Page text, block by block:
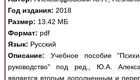
Год издания: 2018
Размер: 13.42 МБ
Формат: pdf
Язык: Русский
Описание: Учебное пособие
руководство" под ред., Ю.А.
является вторым дополненным и